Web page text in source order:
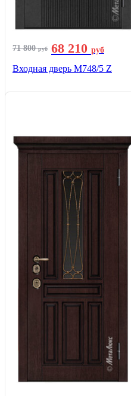
71 800руб 68 210 руб
Входная дверь М748/5 Z